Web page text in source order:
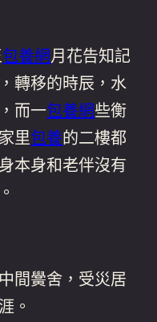
包養網月花告知記
轉移的時辰，水
而一包養網些衡
里包養的二樓都
本身和老伴沒有
間黌舍，受災居
。